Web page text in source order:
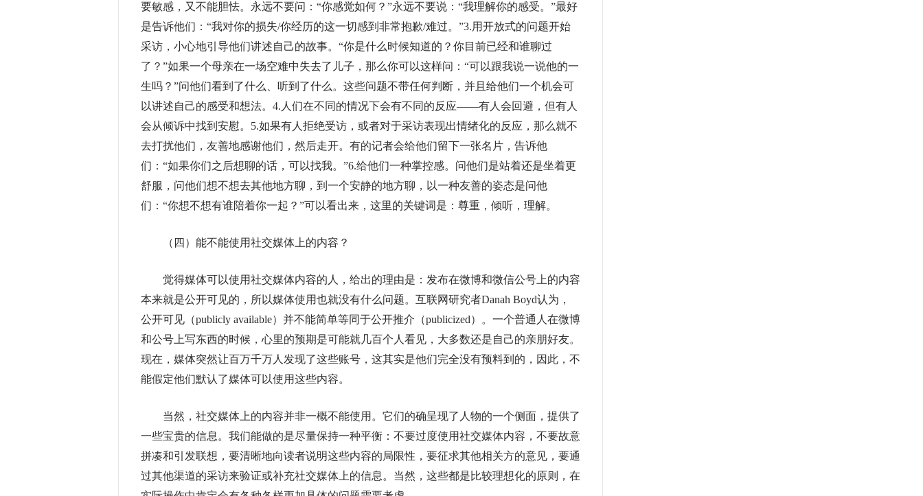
要敏感，又不能胆怯。永远不要问：“你感觉如何？”永远不要说：“我理解你的感受。”最好
是告诉他们：“我对你的损失/你经历的这一切感到非常抱歉/难过。”3.用开放式的问题开始
采访，小心地引导他们讲述自己的故事。“你是什么时候知道的？你目前已经和谁聊过
了？”如果一个母亲在一场空难中失去了儿子，那么你可以这样问：“可以跟我说一说他的一
生吗？”问他们看到了什么、听到了什么。这些问题不带任何判断，并且给他们一个机会可
以讲述自己的感受和想法。4.人们在不同的情况下会有不同的反应——有人会回避，但有人
会从倾诉中找到安慰。5.如果有人拒绝受访，或者对于采访表现出情绪化的反应，那么就不
去打扰他们，友善地感谢他们，然后走开。有的记者会给他们留下一张名片，告诉他
们：“如果你们之后想聊的话，可以找我。”6.给他们一种掌控感。问他们是站着还是坐着更
舒服，问他们想不想去其他地方聊，到一个安静的地方聊，以一种友善的姿态是问他
们：“你想不想有谁陪着你一起？”可以看出来，这里的关键词是：尊重，倾听，理解。
（四）能不能使用社交媒体上的内容？
觉得媒体可以使用社交媒体内容的人，给出的理由是：发布在微博和微信公号上的内容
本来就是公开可见的，所以媒体使用也就没有什么问题。互联网研究者Danah Boyd认为，
公开可见（publicly available）并不能简单等同于公开推介（publicized）。一个普通人在微博
和公号上写东西的时候，心里的预期是可能就几百个人看见，大多数还是自己的亲朋好友。
现在，媒体突然让百万千万人发现了这些账号，这其实是他们完全没有预料到的，因此，不
能假定他们默认了媒体可以使用这些内容。
当然，社交媒体上的内容并非一概不能使用。它们的确呈现了人物的一个侧面，提供了
一些宝贵的信息。我们能做的是尽量保持一种平衡：不要过度使用社交媒体内容，不要故意
拼凑和引发联想，要清晰地向读者说明这些内容的局限性，要征求其他相关方的意见，要通
过其他渠道的采访来验证或补充社交媒体上的信息。当然，这些都是比较理想化的原则，在